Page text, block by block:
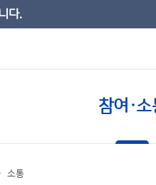
다.
참여·소
소통